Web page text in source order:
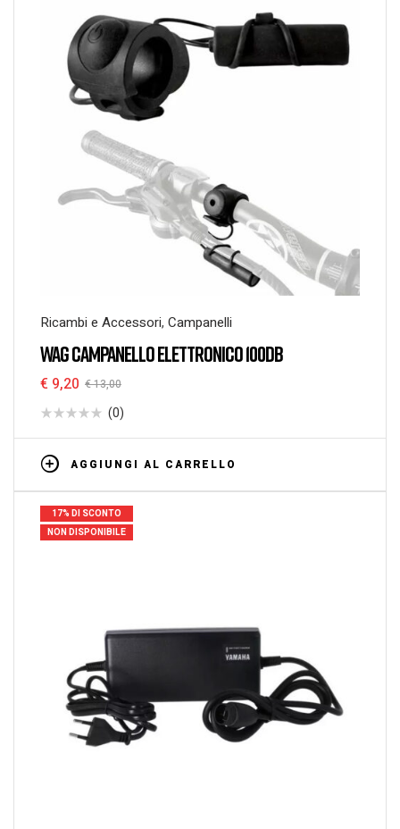
Ricambi e Accessori, Campanelli
WAG CAMPANELLO ELETTRONICO 100DB
€13,00
€ 9,20
(0)
AGGIUNGI AL CARRELLO
17% DI SCONTO
NON DISPONIBILE